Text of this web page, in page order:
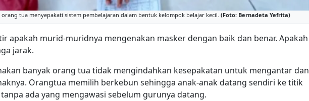
orang tua menyepakati sistem pembelajaran dalam bentuk kelompok belajar kecil. (Foto: Bernadeta Yefrita)
apakah murid-muridnya mengenakan masker dengan baik dan benar. Apakah
jarak.
banyak orang tua tidak mengindahkan kesepakatan untuk mengantar dan
Orangtua memilih berkebun sehingga anak-anak datang sendiri ke titik
ada yang mengawasi sebelum gurunya datang.